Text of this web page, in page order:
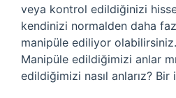
veya kontrol edildiğinizi
kendinizi normalden daha
manipüle ediliyor
Manipüle edildiğimizi anlar
edildiğimizi nasıl anlarız? Bir